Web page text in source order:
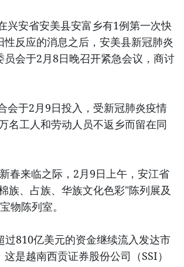
兴安省安美县安富乡有1例第一次快
性反应的消息之后，安美县新冠肺炎
员会于2月8日晚召开紧急会议，商讨
会于2月9日投入，受新冠肺炎疫情
名工人和劳动人员不返乡而留在同
春来临之际，2月9日上午，安江省
族、占族、华族文化色彩"陈列展及
物陈列室。
过810亿美元的资金继续流入发达市
是越南西贡证券股份公司（SSI）